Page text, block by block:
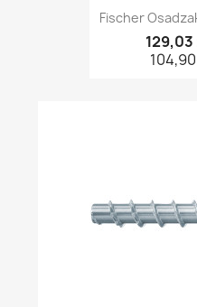
Fischer